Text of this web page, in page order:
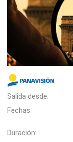
Salida desde:
Fechas:
Duración: